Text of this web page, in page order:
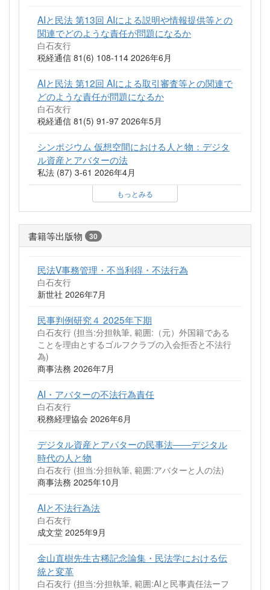
AIと民法 第13回 AIによる説明や情報提供等との
関連でどのような責任が問題になるか
白石友行
税経通信 81(6) 108-114 2026年6月
AIと民法 第12回 AIによる取引審査等との関連で
どのような責任が問題になるか
白石友行
税経通信 81(5) 91-97 2026年5月
シンポジウム 仮想空間における人と物：デジタ
ル資産とアバターの法
私法 (87) 3-61 2026年4月
もっとみる
書籍等出版物 30
民法V事務管理・不当利得・不法行為
白石友行
新世社 2026年7月
民事判例研究４ 2025年下期
白石友行 (担当:分担執筆, 範囲:（元）外国籍である
ことを理由とするゴルフクラブの入会拒否と不法行
為)
商事法務 2026年7月
AI・アバターの不法行為責任
白石友行
税務経理協会 2026年6月
デジタル資産とアバターの民事法――デジタル
時代の人と物
白石友行 (担当:分担執筆, 範囲:アバターと人の法)
商事法務 2025年10月
AIと不法行為法
白石友行
成文堂 2025年9月
金山直樹先生古稀記念論集・民法学における伝
統と変革
白石友行 (担当:分担執筆, 範囲:AIと民事責任法ーフ